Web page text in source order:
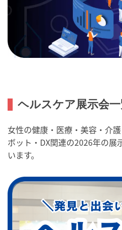
ヘルスケア展示会
女性の健康・医療・美容・介
ボット・DX関連の2026年の展
います。